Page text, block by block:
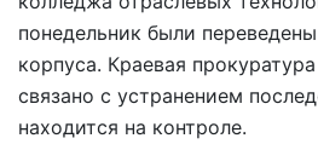
понедельник были
корпуса. Краевая
связано с устранением
находится на контроле.